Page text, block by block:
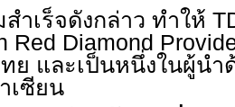
ำเร็จดังกล่าว ทำให้
Red Diamond
ย และเป็นหนึ่งในผู้น
เซียน